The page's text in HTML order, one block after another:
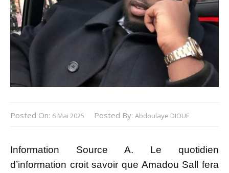
Posted On: 6 Mai 2025 Posted By: Abdoulaye DIOUF
Information Source A. Le quotidien
d’information croit savoir que Amadou Sall fera